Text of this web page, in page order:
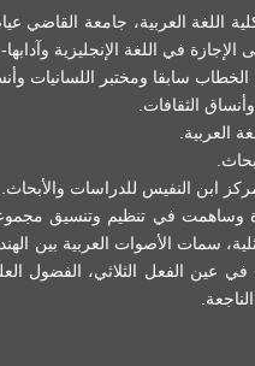
اللغة العربية، جامعة
في اللغة الإنجليزية
سابقا ومختبر اللسانيات
الثقافات.
العربية.
ابن النفيس للدراسات والأبحاث.
في تنظيم وتنسيق مجموعة
سمات الأصوات العربية بين
في عين الفعل الثلاثي،